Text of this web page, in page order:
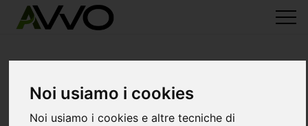
Noi usiamo i cookies
Noi usiamo i cookies e altre tecniche di